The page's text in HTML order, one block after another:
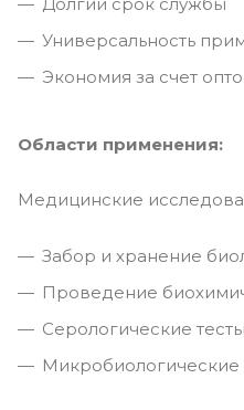
Универсальность
Экономия за счет
Области применения:
Медицинские
Забор и хранение
Проведение
Серологические тесты